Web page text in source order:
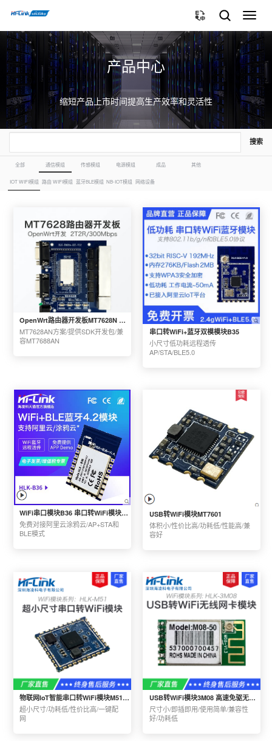
切
换
导
航
产品中心
缩短产品上市时间提高生产效率和灵活性
搜索
全部 通信模组 传感模组 电源模组 成品 其他
IOT WIFI模组 路由 WIFI模组 蓝牙BLE模组 NB-IOT模组 网络设备
OpenWrt路由器开发板MT7628N 物联网IoT无线WiFi智能网关开发套件
MT7628AN方案/提供SDK开发包/兼
串口转WiFi+蓝牙双模模块B35
小尺寸低功耗远程透传
AP/STA/BLE5.0
WiFi串口模块B36 串口转WiFi模块阿里/涂鸦远程透传AP/STA/BLE4.2
免费对接阿里云涂鸦云/AP+STA和
BLE模式
USB转WiFi模块MT7601
体积小/性价比高/功耗低/性能高/兼
容好
物联网IoT智能串口转WiFi模块M51小尺寸高性价比双向透传一键配网
超小尺寸/功耗低/性价比高/一键配
网
USB转WiFi模块3M08 高速免驱无线网卡发射器随身WiFi雷凌RT5370
尺寸小/即插即用/使用简单/兼容性
好/功耗低